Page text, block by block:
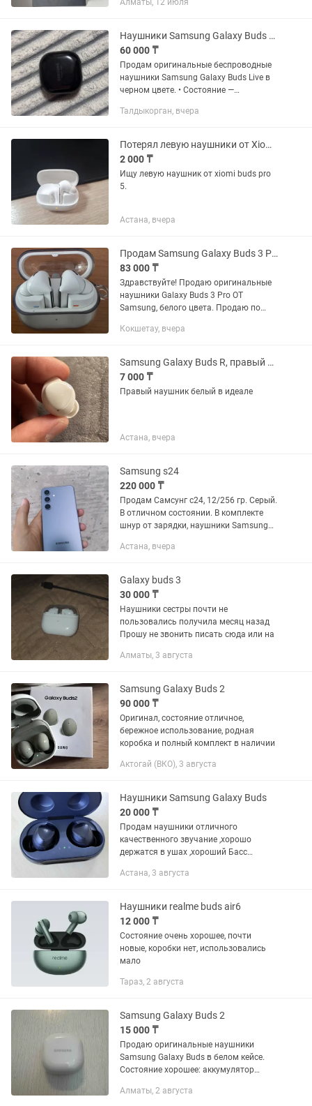
Алматы, 12 июля
Наушники Samsung Galaxy Buds Live, Black
60 000 ₸
Продам оригинальные беспроводные
наушники Samsung Galaxy Buds Live в
черном цвете. • Состояние —
Полностью исправны, работают оба
Талдыкорган, вчера
Потерял левую наушники от Xiomi Buds pro 5 белого цвета. Ищу левую.
2 000 ₸
Ищу левую наушник от xiomi buds pro
5.
Астана, вчера
Продам Samsung Galaxy Buds 3 Pro
83 000 ₸
Здравствуйте! Продаю оригинальные
наушники Galaxy Buds 3 Pro OT
Samsung, белого цвета. Продаю по
встретиться в городе. С силиконовым
идёт...
Кокшетау, вчера
Samsung Galaxy Buds R, правый наушник
7 000 ₸
Правый наушник белый в идеале
Астана, вчера
Samsung s24
220 000 ₸
Продам Самсунг с24, 12/256 гр. Серый.
В отличном состоянии. В комплекте
шнур от зарядки, наушники Samsung
чистоте. Торг.
Астана, вчера
Galaxy buds 3
30 000 ₸
Наушники сестры почти не
пользовались получила месяц назад
Прошу не звонить писать сюда или на
Алматы, 3 августа
Samsung Galaxy Buds 2
90 000 ₸
Оригинал, состояние отличное,
бережное использование, родная
коробка и полный комплект в наличии
Актогай (ВКО), 3 августа
Наушники Samsung Galaxy Buds
20 000 ₸
Продам наушники отличного
качественного звучание ,хорошо
держатся в ушах ,хороший Басс
Астана, 3 августа
Наушники realme buds air6
12 000 ₸
Состояние очень хорошее, почти
новые, коробки нет, использовались
мало
Тараз, 2 августа
Samsung Galaxy Buds 2
15 000 ₸
Продаю оригинальные наушники
Samsung Galaxy Buds в белом кейсе.
Состояние хорошее: аккумулятор
чистый. Использовались аккуратно,
Алматы, 2 августа